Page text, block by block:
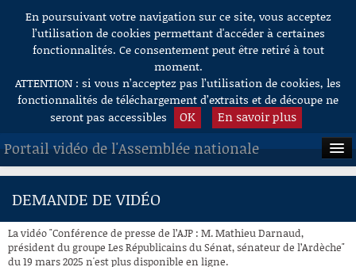
Aller au contenu
En poursuivant votre navigation sur ce site, vous acceptez
l’utilisation de cookies permettant d'accéder à certaines
fonctionnalités. Ce consentement peut être retiré à tout
moment.
ATTENTION : si vous n’acceptez pas l’utilisation de cookies, les
fonctionnalités de téléchargement d’extraits et de découpe ne
seront pas accessibles
OK En savoir plus
Portail vidéo de l'Assemblée nationale
ACCUEIL
À LA DEMANDE
DEMANDE DE VIDÉO
La vidéo "Conférence de presse de l’AJP : M. Mathieu Darnaud,
président du groupe Les Républicains du Sénat, sénateur de l’Ardèche"
du 19 mars 2025 n'est plus disponible en ligne.